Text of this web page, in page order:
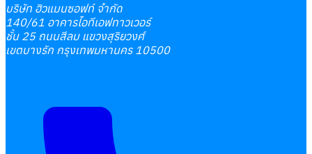
บริษัท ฮิวแมนซอฟท์ จำกัด
140/61 อาคารไอทีเอฟทาวเวอร์
ชั้น 25 ถนนสีลม แขวงสุริยวงศ์
เขตบางรัก กรุงเทพมหานคร 10500